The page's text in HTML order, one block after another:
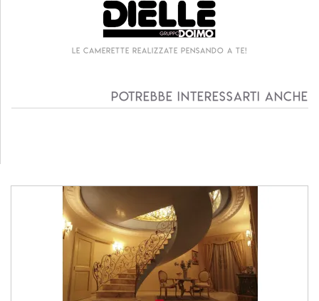
Le camerette realizzate pensando a te!
Potrebbe interessarti anche